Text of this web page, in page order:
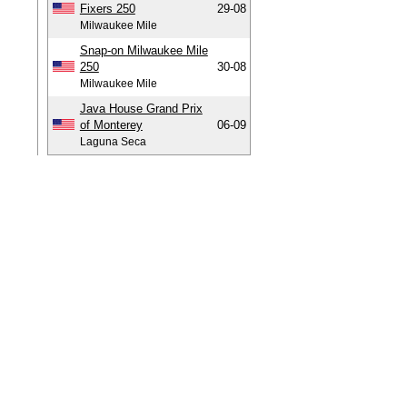
Fixers 250
Milwaukee Mile
29-08
Snap-on Milwaukee Mile
250
Milwaukee Mile
30-08
Java House Grand Prix
of Monterey
Laguna Seca
06-09